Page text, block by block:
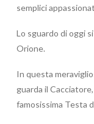
semplici
Lo sguardo di oggi
Orione.
In questa
guarda il
famosissima Testa